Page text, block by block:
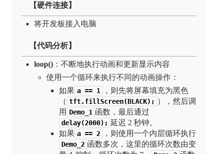
【硬件连接】
将开发板接入电脑
【代码分析】
loop()：不断地执行动画和更新显示内容
使用一个循环来执行不同的动画操作：
如果 a == 1
，则先将屏幕填充为黑色
（ tft.fillScreen(BLACK); ），然后调
用 Demo_1 函数，最后通过
delay(2000); 延迟 2 秒钟。
如果 a == 2 ，则使用一个内层循环执行
Demo_2 函数多次，这里的循环次数由变